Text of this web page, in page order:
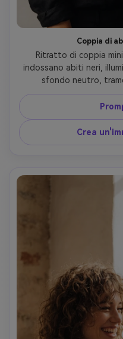
Coppia di
Ritratto di coppia
indossano abiti neri,
sfondo neutro,
cinematografica,
moderna di Instagram,
Crea